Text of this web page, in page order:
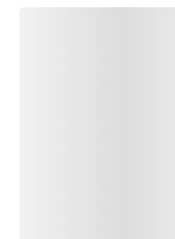
Niet